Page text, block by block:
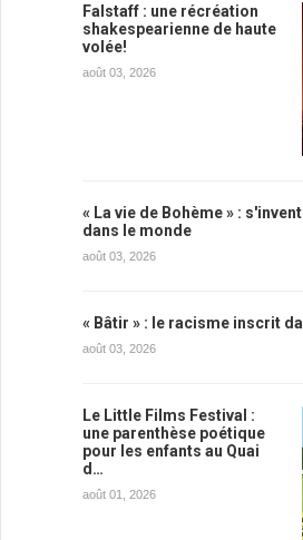
Falstaff : une récréation
shakespearienne de haute
volée!
août 03, 2026
« La vie de Bohème » :
dans le monde
août 03, 2026
« Bâtir » : le racisme inscrit
août 03, 2026
Le Little Films Festival :
une parenthèse poétique
pour les enfants au Quai
d…
août 01, 2026